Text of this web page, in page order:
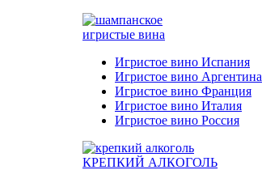
игристые вина
Игристое вино Испания
Игристое вино Аргентина
Игристое вино Франция
Игристое вино Италия
Игристое вино Россия
КРЕПКИЙ АЛКОГОЛЬ